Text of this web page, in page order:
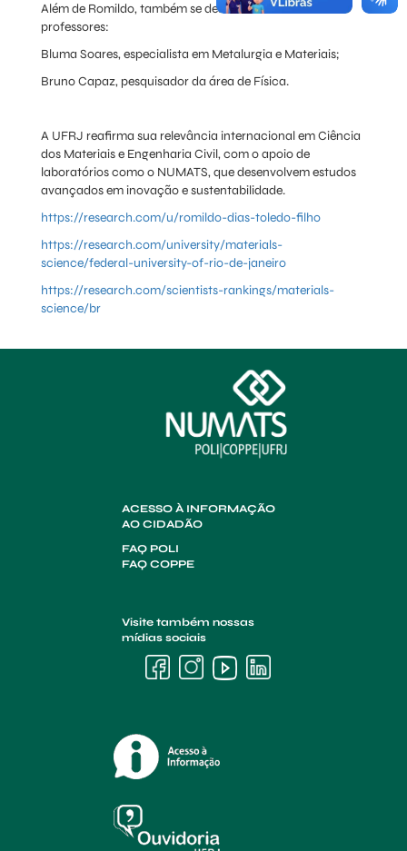
Além de Romildo, também se destacam outros
professores:
Bluma Soares, especialista em Metalurgia e Materiais;
Bruno Capaz, pesquisador da área de Física.
A UFRJ reafirma sua relevância internacional em Ciência
dos Materiais e Engenharia Civil, com o apoio de
laboratórios como o NUMATS, que desenvolvem estudos
avançados em inovação e sustentabilidade.
https://research.com/u/romildo-dias-toledo-filho
https://research.com/university/materials-
science/federal-university-of-rio-de-janeiro
https://research.com/scientists-rankings/materials-
science/br
ACESSO À INFORMAÇÃO
AO CIDADÃO
FAQ POLI
FAQ COPPE
Visite também nossas
mídias sociais